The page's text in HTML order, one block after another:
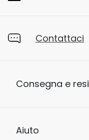
Contattaci
Consegna e resi
Aiuto